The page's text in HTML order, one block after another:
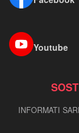
Youtube
INFORMATI